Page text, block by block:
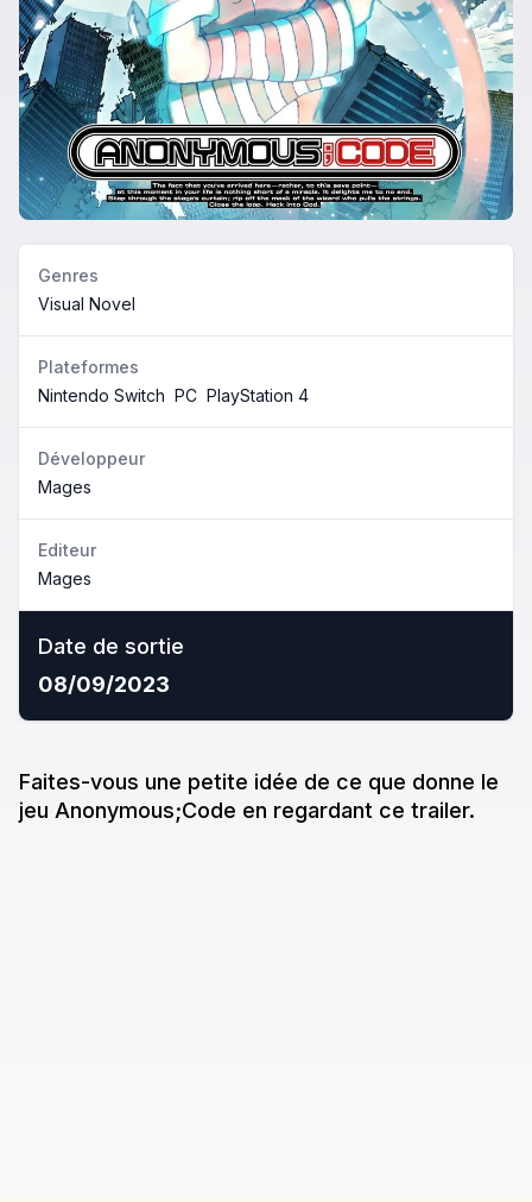
Genres
Visual Novel
Plateformes
Nintendo Switch PC PlayStation 4
Développeur
Mages
Editeur
Mages
Date de sortie
08/09/2023
Faites-vous une petite idée de ce que donne le
jeu Anonymous;Code en regardant ce trailer.